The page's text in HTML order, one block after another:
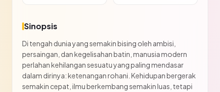
Sinopsis
Di tengah dunia yang semakin bising oleh ambisi,
persaingan, dan kegelisahan batin, manusia modern
perlahan kehilangan sesuatu yang paling mendasar
dalam dirinya: ketenangan rohani. Kehidupan bergerak
semakin cepat, ilmu berkembang semakin luas, tetapi